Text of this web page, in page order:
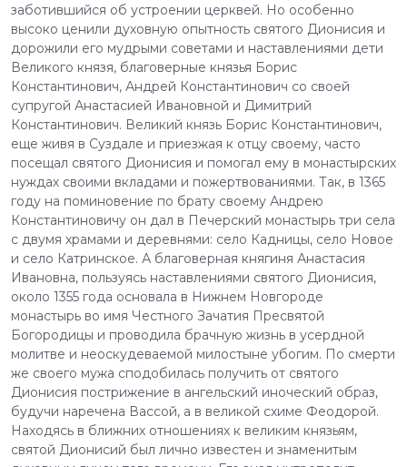
заботившийся об устроении церквей. Но особенно
высоко ценили духовную опытность святого Дионисия и
дорожили его мудрыми советами и наставлениями дети
Великого князя, благоверные князья Борис
Константинович, Андрей Константинович со своей
супругой Анастасией Ивановной и Димитрий
Константинович. Великий князь Борис Константинович,
еще живя в Суздале и приезжая к отцу своему, часто
посещал святого Дионисия и помогал ему в монастырских
нуждах своими вкладами и пожертвованиями. Так, в 1365
году на поминовение по брату своему Андрею
Константиновичу он дал в Печерский монастырь три села
с двумя храмами и деревнями: село Кадницы, село Новое
и село Катринское. А благоверная княгиня Анастасия
Ивановна, пользуясь наставлениями святого Дионисия,
около 1355 года основала в Нижнем Новгороде
монастырь во имя Честного Зачатия Пресвятой
Богородицы и проводила брачную жизнь в усердной
молитве и неоскудеваемой милостыне убогим. По смерти
же своего мужа сподобилась получить от святого
Дионисия пострижение в ангельский иноческий образ,
будучи наречена Вассой, а в великой схиме Феодорой.
Находясь в ближних отношениях к великим князьям,
святой Дионисий был лично известен и знаменитым